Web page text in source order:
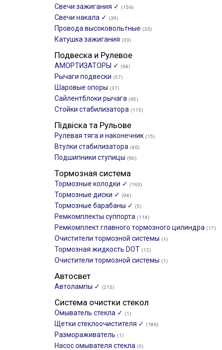
Свечи зажигания ✓ (156)
Свечи накала ✓ (39)
Провода высоковольтные (33)
Катушка зажигания (33)
Подвеска и Рулевое
АМОРТИЗАТОРЫ ✓ (64)
Рычаги подвески (57)
Шаровые опоры (37)
Сайлентблоки рычага (65)
Стойки стабилизатора (115)
Підвіска та Рульове
Рулевая тяга и наконечник (15)
Втулки стабилизатора (46)
Подшипники ступицы (90)
Тормозная система
Тормозные колодки ✓ (163)
Тормозные диски ✓ (94)
Тормозные барабаны ✓ (5)
Ремкомплекты суппорта (114)
Ремкомплект главного тормозного цилиндра (17)
Очистители тормозной системы (1)
Тормозная жидкость DOT (12)
Очистители тормозной системы (1)
Автосвет
Автолампы ✓ (215)
Система очистки стекол
Омыватель стекла ✓ (1)
Щетки стеклоочистителя ✓ (186)
Размораживатель (1)
Насос омывателя стекла (5)